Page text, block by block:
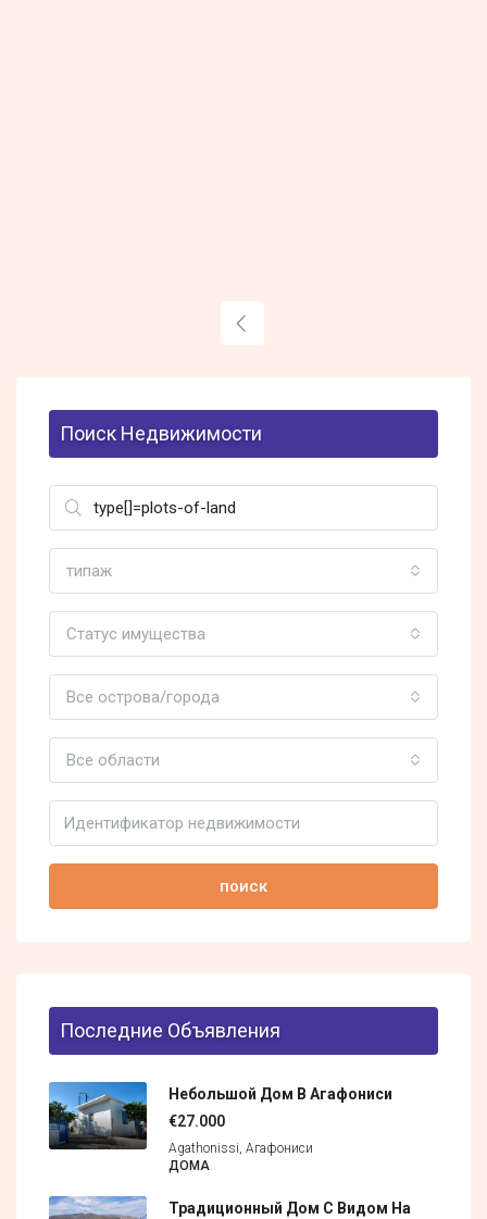
Поиск Недвижимости
типаж
Статус имущества
Все острова/города
Все области
поиск
Последние Объявления
Небольшой Дом В Агафониси
€27.000
Agathonissi, Агафониси
ДОМА
Традиционный Дом С Видом На